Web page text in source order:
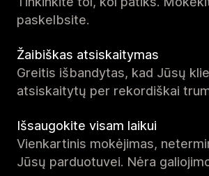
paskelbsite.
Žaibiškas atsiskaitymas
Greitis išbandytas, kad Jūsų
atsiskaitytų per rekordiškai
Išsaugokite visam laikui
Vienkartinis mokėjimas,
Jūsų parduotuvei. Nėra